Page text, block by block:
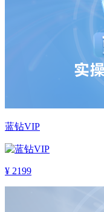
蓝钻VIP
¥ 2199